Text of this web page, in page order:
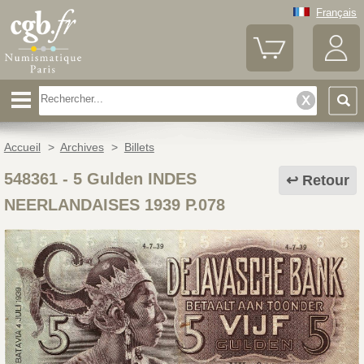
Français
Accueil > Archives > Billets
Retour
548361- 5 Gulden INDES
NEERLANDAISES 1939 P.078